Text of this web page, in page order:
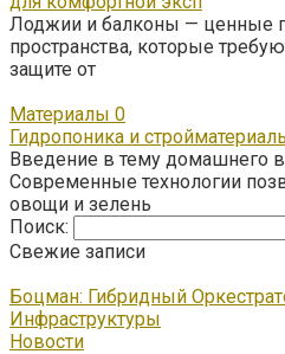
Лоджии и балконы — ценные
пространства, которые
защите от
Материалы 0
Гидропоника и
Введение в тему домашнего
Современные технологии
овощи и зелень
Поиск:
Свежие записи
Боцман: Гибридный
Инфраструктуры
Новости